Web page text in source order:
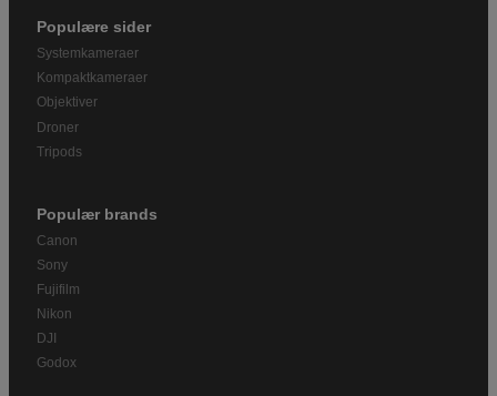
Populære sider
Systemkameraer
Kompaktkameraer
Objektiver
Droner
Tripods
Populær brands
Canon
Sony
Fujifilm
Nikon
DJI
Godox